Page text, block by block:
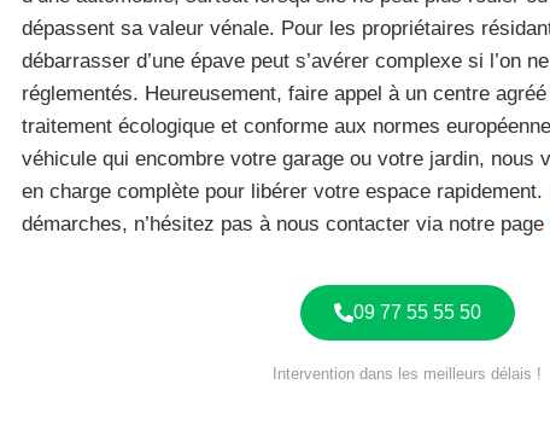
dépassent sa valeur vénale. Pour les propriétaires
débarrasser d’une épave peut s’avérer complexe si l’on
réglementés. Heureusement, faire appel à un centre
traitement écologique et conforme aux normes
véhicule qui encombre votre garage ou votre jardin, nous
en charge complète pour libérer votre espace
démarches, n’hésitez pas à nous contacter via notre page
09 77 55 55 50
Intervention dans les meilleurs délais !